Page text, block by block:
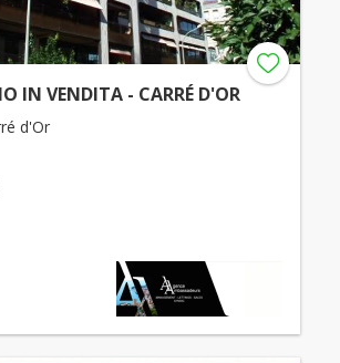
IN VENDITA - CARRÉ D'OR
d'Or